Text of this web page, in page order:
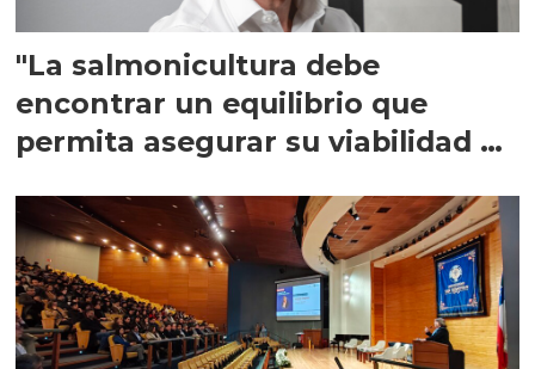
"La salmonicultura debe
encontrar un equilibrio que
permita asegurar su viabilidad de